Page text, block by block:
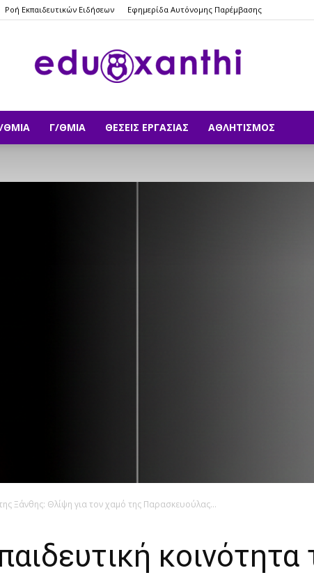
Ροή Εκπαιδευτικών Ειδήσεων Εφημερίδα Αυτόνομης Παρέμβασης
eduxanthi
ΘΜΙΑ Γ/ΘΜΙΑ ΘΈΣΕΙΣ ΕΡΓΑΣΊΑΣ ΑΘΛΗΤΙΣΜΌΣ
Ξάνθης: Θλίψη για τον χαμό της Παρασκευούλας...
κοινότητα